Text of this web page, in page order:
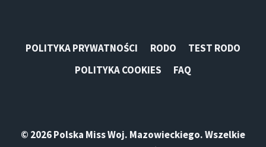
POLITYKA PRYWATNOŚCI RODO
TEST RODO
POLITYKA COOKIES
FAQ
© 2026 Polska Miss Woj. Mazowieckiego. Wszelkie